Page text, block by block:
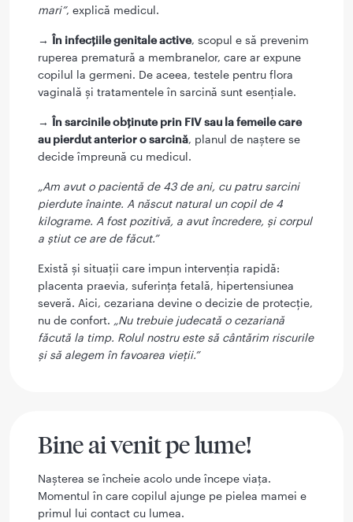
mari”, explică medicul.
→În infecțiile genitale active, scopul e să prevenim
ruperea prematură a membranelor, care ar expune
copilul la germeni. De aceea, testele pentru flora
vaginală și tratamentele în sarcină sunt esențiale.
→În sarcinile obținute prin FIV sau la femeile care
au pierdut anterior o sarcină, planul de naștere se
decide împreună cu medicul.
„Am avut o pacientă de 43 de ani, cu patru sarcini
pierdute înainte. A născut natural un copil de 4
kilograme. A fost pozitivă, a avut încredere, și corpul
a știut ce are de făcut.”
Există și situații care impun intervenția rapidă:
placenta praevia, suferința fetală, hipertensiunea
severă. Aici, cezariana devine o decizie de protecție,
nu de confort. „Nu trebuie judecată o cezariană
făcută la timp. Rolul nostru este să cântărim riscurile
și să alegem în favoarea vieții.”
Bine ai venit pe lume!
Nașterea se încheie acolo unde începe viața.
Momentul în care copilul ajunge pe pielea mamei e
primul lui contact cu lumea.